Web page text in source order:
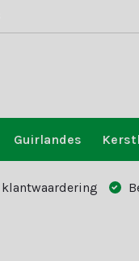
Guirlandes
klantwaardering